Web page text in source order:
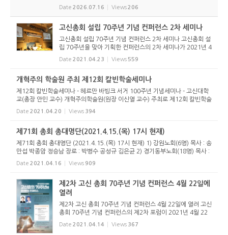
오름교회), 조진호 장로(소망교회), 구본철 장로(남서울교회)
가 등록했다. 당초 김희종 목사(유호교회)도 거론되었으나 최
Date 2026.07.16 Views206
고신총회 설립 70주년 기념 컨퍼런스 2차 세미나
고신총회 설립 70주년 기념 컨퍼런스 2차 세미나 고신총회 설
립 70주년을 맞아 기획한 컨퍼런스의 2차 세미나가 2021년 4
월 22일(목) 오후 2시, 남서울교회당에서 열렸다. 2차 세미나
의 주제는 “포스트 코로나와 인간에 대한 이해”다. 인공지능
Date 2021.04.23 Views 559
개혁주의 학술원 주최 제12회 칼빈학술세미나
제12회 칼빈학술세미나 - 헤르만 바빙크 서거 100주년 기념세미나 - 고신대학
교(총장 안민 교수) 개혁주의학술원(원장 이신열 교수) 주최로 제12회 칼빈학술
세미나가 2021년 5월 4일 화요일 오후1시 개혁주의학술원 유튜브 채널로 실시
간 으로 개최된다. 이번...
Date 2021.04.20 Views 394
제71회 총회 총대명단(2021.4.15.(목) 17시 현재)
제71회 총회 총대명단 (2021.4.15.(목) 17시 현재) 1) 강원노회(6명) 목사 : 송
만섭 박종암 정승남 장로 : 박병수 공성규 김은균 2) 경기동부노회(18명) 목사 :
문찬경 채경락 배상식 유승주 문용만 최병철 문천회 안병만 서동혁 장로 : 전우
Date 2021.04.16 Views 909
제2차 고신 총회 70주년 기념 컨퍼런스 4월 22일에
열려
제2차 고신 총회 70주년 기념 컨퍼런스 4월 22일에 열려 고신
총회 70주년 기념 컨퍼런스의 제2차 포럼이 2021년 4월 22
일(목) 오후 2시 남서울교회당(최성은 목사 시무)에서 열린다.
지난 2월 25일(목)의 제1차 포럼에 이어 두번째로 열리는 이
Date 2021.04.14 Views 367